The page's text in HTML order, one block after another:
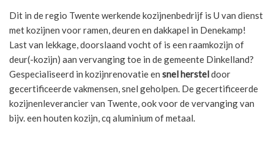
Dit in de regio Twente werkende kozijnenbedrijf is U van dienst
met kozijnen voor ramen, deuren en dakkapel in Denekamp!
Last van lekkage, doorslaand vocht of is een raamkozijn of
deur(-kozijn) aan vervanging toe in de gemeente Dinkelland?
Gespecialiseerd in kozijnrenovatie en snel hersteldoor
gecertificeerde vakmensen, snel geholpen. De gecertificeerde
kozijnenleverancier van Twente, ook voor de vervanging van
bijv. een houten kozijn, cq aluminium of metaal.